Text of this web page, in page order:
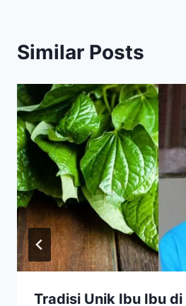
Similar Posts
Tradisi Unik Ibu Ibu